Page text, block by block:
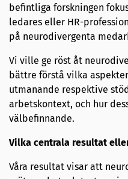
befintliga forskningen
ledares eller HR-
på neurodivergenta
Vi ville ge röst åt
bättre förstå vilka
utmanande respektive
arbetskontext, och hur
välbefinnande.
Vilka centrala resultat
Våra resultat visar att